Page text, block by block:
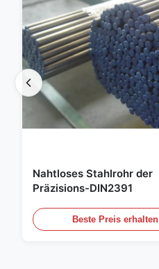
Nahtloses Stahlrohr der
Präzisions-DIN2391
Beste Preis erhalten